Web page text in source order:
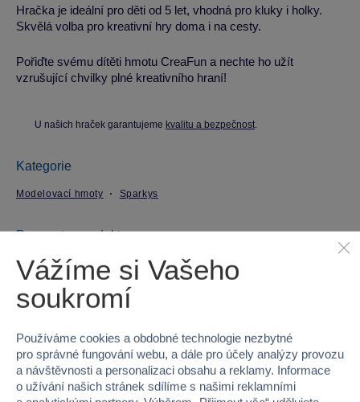
Hračka je ideální pro děti od 5 let, vhodná pro kluky i holky.
Skvělá volba pro kreativní hry doma i na cesty.
Pořiďte svému dítěti hmotu CreaFun a nechte ho užít
vzrušující chvilky plné kreativního hraní!
U našich hraček garantujeme kvalitu a bezpečnost.
Kategorie
Modelovací hmoty Sparkys
Parametry produktu
EAN 8595146106317
Značka Sparkys
Licence CreaFun
Vážíme si Vašeho
soukromí
Používáme cookies a obdobné technologie nezbytné
pro správné fungování webu, a dále pro účely analýzy provozu
a návštěvnosti a personalizaci obsahu a reklamy. Informace
o užívání našich stránek sdílíme s našimi reklamními